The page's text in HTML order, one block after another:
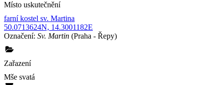
Místo uskutečnění
farní kostel sv. Martina
50.0713624N, 14.3001182E
Označení: Sv. Martin (Praha - Řepy)
Zařazení
Mše svatá